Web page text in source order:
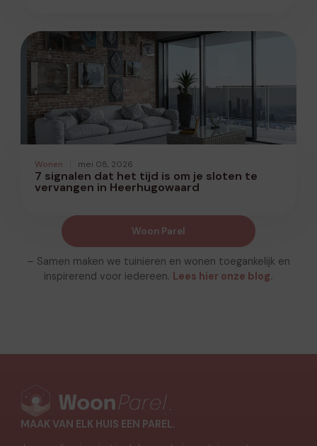
Wonen mei 08, 2026
7 signalen dat het tijd is om je sloten te
vervangen in Heerhugowaard
Woon Parel
– Samen maken we tuinieren en wonen toegankelijk en
inspirerend voor iedereen. Lees hier onze blog.
MAAK VAN ELK HUIS EEN PAREL.